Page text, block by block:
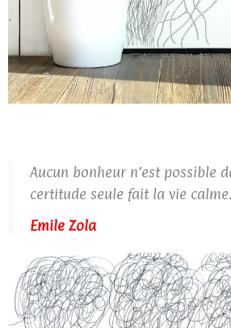
Aucun bonheur n’est possible
certitude seule fait la vie calme.
Emile Zola